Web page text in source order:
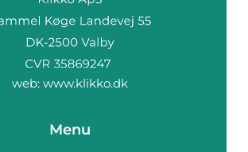
web: www.klikko.dk
Menu